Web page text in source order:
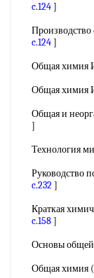
c.124]
c.124]
Общая химия
Общая химия
Общая и
]
Технология
Руководство
c.232]
Краткая
c.158]
Основы
Общая химия